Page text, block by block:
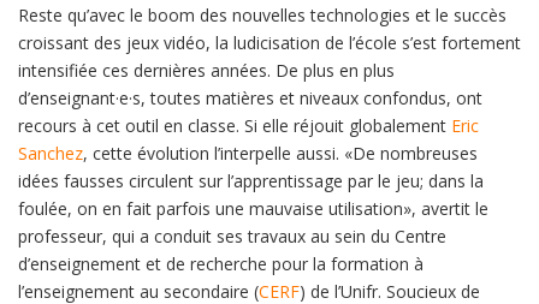
Reste qu’avec le boom des nouvelles technologies et le succès
croissant des jeux vidéo, la ludicisation de l’école s’est fortement
intensifiée ces dernières années. De plus en plus
d’enseignant·e·s, toutes matières et niveaux confondus, ont
recours à cet outil en classe. Si elle réjouit globalement Eric
Sanchez, cette évolution l’interpelle aussi. «De nombreuses
idées fausses circulent sur l’apprentissage par le jeu; dans la
foulée, on en fait parfois une mauvaise utilisation», avertit le
professeur, qui a conduit ses travaux au sein du Centre
d’enseignement et de recherche pour la formation à
l’enseignement au secondaire (CERF) de l’Unifr. Soucieux de